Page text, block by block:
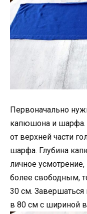
Первоначально
капюшона и шарфа.
от верхней части
шарфа. Глубина
личное
более свободным,
30 см.
в 80 см с шириной